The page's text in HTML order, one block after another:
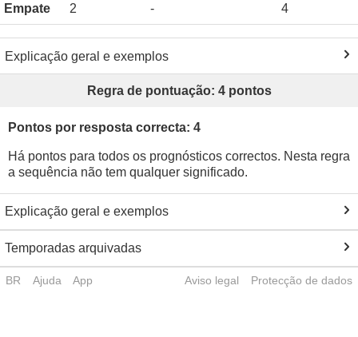
Empate 2 - 4
Explicação geral e exemplos
Regra de pontuação: 4 pontos
Pontos por resposta correcta: 4
Há pontos para todos os prognósticos correctos. Nesta regra
a sequência não tem qualquer significado.
Explicação geral e exemplos
Temporadas arquivadas
BR Ajuda App Aviso legal Protecção de dados